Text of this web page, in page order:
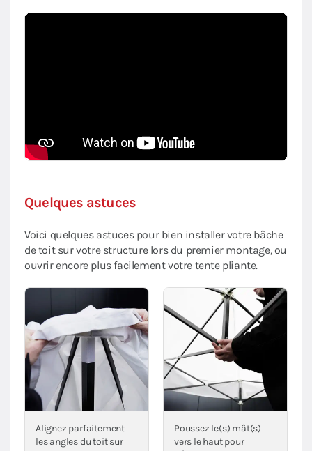
Quelques astuces
Voici quelques astuces pour bien installer votre bâche
de toit sur votre structure lors du premier montage, ou
ouvrir encore plus facilement votre tente pliante.
Alignez parfaitement
les angles du toit sur
Poussez le(s) mât(s)
vers le haut pour